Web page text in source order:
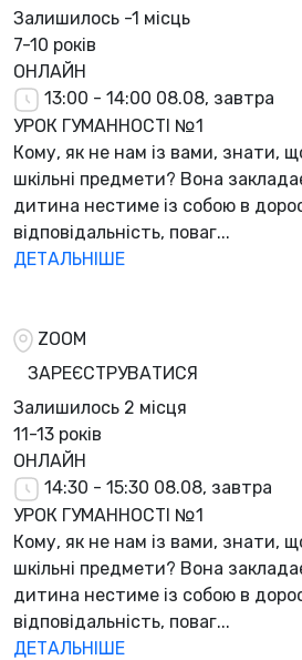
Залишилось -1 місць
7-10 років
ОНЛАЙН
13:00 - 14:00 08.08, завтра
УРОК ГУМАННОСТІ №1
Кому, як не нам із вами, знати,
шкільні предмети? Вона
дитина нестиме із собою в
відповідальність, поваг...
ДЕТАЛЬНІШЕ
ZOOM
ЗАРЕЄСТРУВАТИСЯ
Залишилось 2 місця
11-13 років
ОНЛАЙН
14:30 - 15:30 08.08, завтра
УРОК ГУМАННОСТІ №1
Кому, як не нам із вами, знати,
шкільні предмети? Вона
дитина нестиме із собою в
відповідальність, поваг...
ДЕТАЛЬНІШЕ